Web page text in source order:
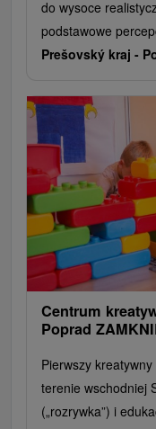
do wysoce
podstawowe
Prešovský kraj -
Centrum
Poprad
Pierwszy
terenie wschodniej
(„rozrywka”) i